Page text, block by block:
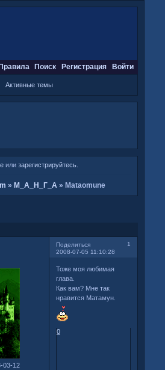
Правила Поиск Регистрация Войти
Активные темы
илизарегистрируйтесь
» М_А_Н_Г_А » Mataomune
Поделиться
1
2008-07-05 11:10:28
03-12
Тоже моя любимая
глава.
Как вам? Мне так
нравится Матамун.
0